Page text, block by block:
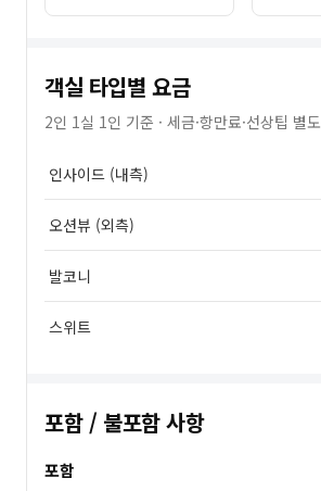
객실 타입별 요금
2인 1실 1인 기준 · 세금·항만료·선상팁 별도
인사이드 (내측)
오션뷰 (외측)
발코니
스위트
포함 / 불포함 사항
포함